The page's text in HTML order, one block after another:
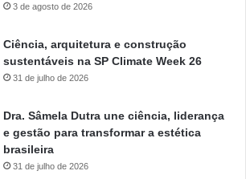
3 de agosto de 2026
Ciência, arquitetura e construção
sustentáveis na SP Climate Week 26
31 de julho de 2026
Dra. Sâmela Dutra une ciência, liderança
e gestão para transformar a estética
brasileira
31 de julho de 2026